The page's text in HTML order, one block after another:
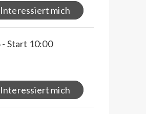
Interessiert mich
Start 10:00
Interessiert mich